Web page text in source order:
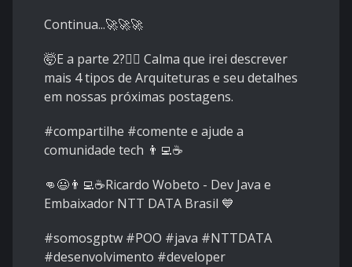
Continua...🚀🚀🚀
🤯E a parte 2?🤷‍♂️ Calma que irei descrever
mais 4 tipos de Arquiteturas e seu detalhes
em nossas próximas postagens.
#compartilhe #comente e ajude a
comunidade tech 👨‍💻☕
👊😃👨‍💻☕Ricardo Wobeto - Dev Java e
Embaixador NTT DATA Brasil 💙
#somosgptw #POO #java #NTTDATA
#desenvolvimento #developer